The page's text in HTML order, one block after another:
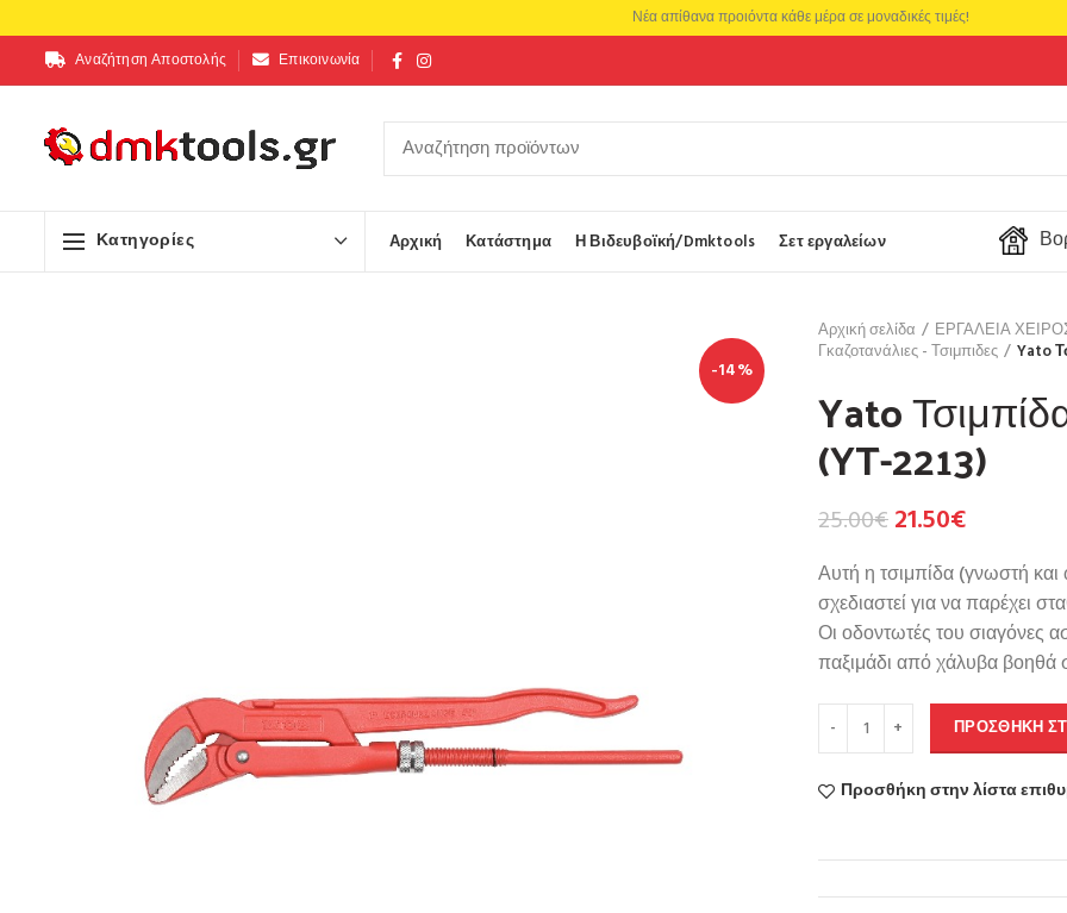
Αναζήτηση Αποστολής Επικοινωνία
Κατηγορίες Αρχική Κατάστημα Η Βιδευβοϊκή/Dmktools Σετ εργαλείων
-14%
Αρχική σελίδα ΕΡΓΑΛΕΙΑ
Γκαζοτανάλιες - Τσιμπιδες
Yato
Yato
(YT-2213)
25.00€21.50€
Αυτή η τσιμπίδα (γνωστή και
σχεδιαστεί για να παρέχει
Οι οδοντωτές του σιαγόνες
παξιμάδι από χάλυβα βοηθά
ΠΡΟΣΘΉΚΗ
Προσθήκη στην λίστα
Νέα απίθανα προιόντα κάθε μέρα σε μοναδικές τιμές!